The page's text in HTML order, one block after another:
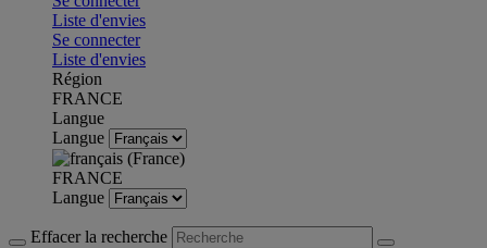
Liste d'envies
Se connecter
Liste d'envies
Région
FRANCE
Langue
Langue
FRANCE
Langue
Effacer la recherche